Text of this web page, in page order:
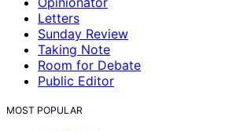
Letters
Sunday Review
Taking Note
Room for Debate
Public Editor
MOST POPULAR